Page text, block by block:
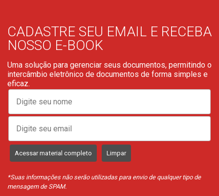
CADASTRE SEU EMAIL E RECEBA
NOSSO E-BOOK
Uma solução para gerenciar seus documentos, permitindo o
intercâmbio eletrônico de documentos de forma simples e
eficaz.
Acessar material completo Limpar
*Suas informações não serão utilizadas para envio de qualquer tipo de
mensagem de SPAM.